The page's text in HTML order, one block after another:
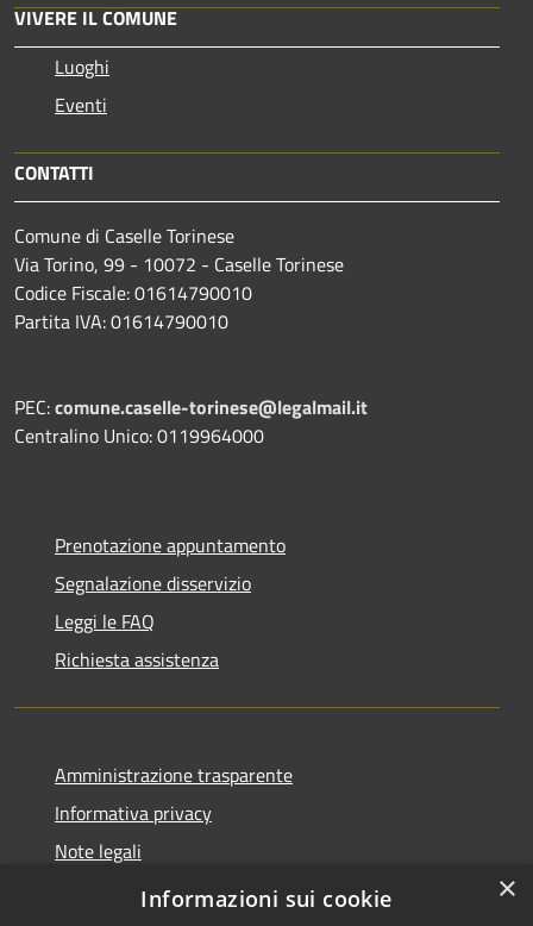
VIVERE IL COMUNE
Luoghi
Eventi
CONTATTI
Comune di Caselle Torinese
Via Torino, 99 - 10072 - Caselle Torinese
Codice Fiscale: 01614790010
Partita IVA: 01614790010
PEC:comune.caselle-torinese@legalmail.it
Centralino Unico: 0119964000
Prenotazione appuntamento
Segnalazione disservizio
Leggi le FAQ
Richiesta assistenza
Amministrazione trasparente
Informativa privacy
Note legali
dichiarazione di accessibilità
×
Informazioni sui cookie